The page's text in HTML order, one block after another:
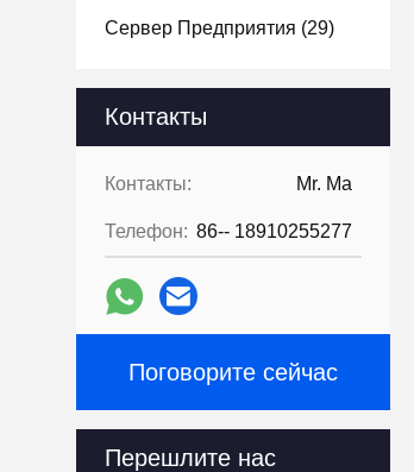
Сервер Предприятия (29)
Контакты
Контакты: Mr. Ma
Телефон: 86-- 18910255277
Поговорите сейчас
Перешлите нас